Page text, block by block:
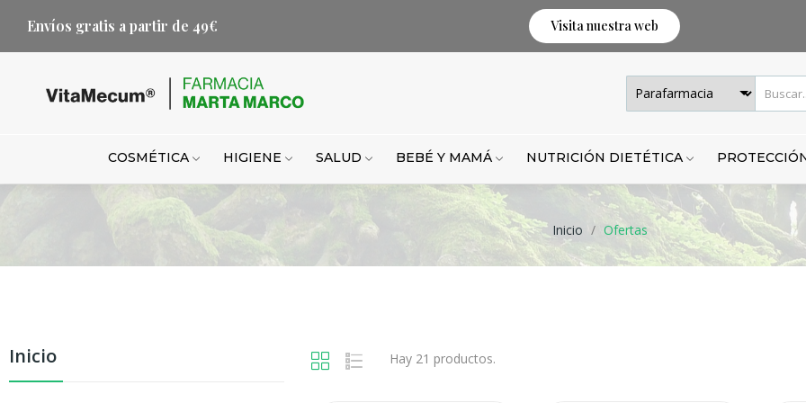
Envíos gratis a partir de 49€ Visita nuestra web
COSMÉTICA HIGIENE SALUD BEBÉ Y MAMÁ NUTRICIÓN DIETÉTICA
Inicio Ofertas
Inicio Hay 21 productos.